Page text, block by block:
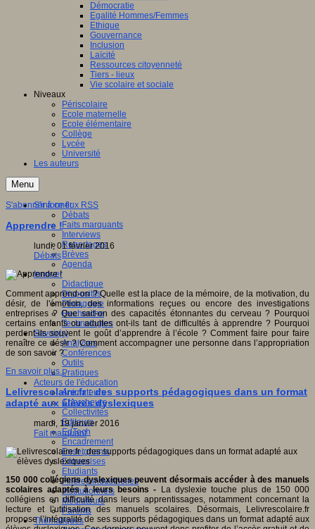
Démocratie
Egalité Hommes/Femmes
Ethique
Gouvernance
Inclusion
Laïcité
Ressources citoyenneté
Tiers - lieux
Vie scolaire et sociale
Niveaux
Périscolaire
Ecole maternelle
Ecole élémentaire
Collège
Lycée
Université
Les auteurs
Menu
S'informer
Débats
Faits marquants
Interviews
Reportages
Brèves
Agenda
Innover
Didactique
Dispositifs
Pédagogie
Recherche
Technologies
Savoir(s)
Analyses
Conférences
Outils
Pratiques
Acteurs de l'éducation
Animateurs
Chercheurs
Collectivités
Editeurs
EdTech
Encadrement
Enseignants
Entreprises
Etudiants
Filières industrielles
Institutionnels
Médiateurs
Parents
Thématiques
S'abonner à ce flux RSS
Apprendre !
lundi, 01 février 2016
Débats
Comment apprend-on ? Quelle est la place de la mémoire, de la motivation, du
désir, de l'émotion, des informations reçues ou encore des investigations
entreprises ? Que sait-on des capacités étonnantes du cerveau ? Pourquoi
certains enfants ou adultes ont-ils tant de difficultés à apprendre ? Pourquoi
perdent-ils souvent le goût d’apprendre à l’école ? Comment faire pour faire
renaître ce désir ? Comment accompagner une personne dans l’appropriation
de son savoir ?
En savoir plus...
Lelivrescolaire.fr : des supports pédagogiques dans un format
adapté aux élèves dyslexiques
mardi, 19 janvier 2016
Fait marquant
150 000 collégiens dyslexiques peuvent désormais accéder à des manuels
scolaires adaptés à leurs besoins -
La dyslexie touche plus de 150 000
collégiens en difficulté dans leurs apprentissages, notamment concernant la
lecture et l’utilisation des manuels scolaires. Désormais, Lelivrescolaire.fr
propose l’intégralité de ses supports pédagogiques dans un format adapté aux